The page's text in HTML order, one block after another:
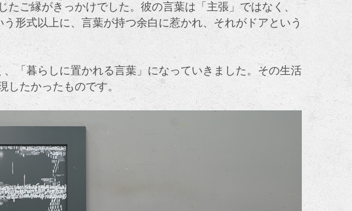
ご縁がきっかけでした。彼の言葉は「主張」ではなく、
形式以上に、言葉が持つ余白に惹かれ、それがドアという
「暮らしに置かれる言葉」になっていきました。その生活
したかったものです。